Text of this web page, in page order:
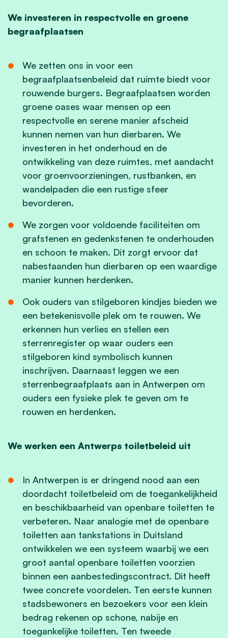
We investeren in respectvolle en groene
begraafplaatsen
We zetten ons in voor een
begraafplaatsenbeleid dat ruimte biedt voor
rouwende burgers. Begraafplaatsen worden
groene oases waar mensen op een
respectvolle en serene manier afscheid
kunnen nemen van hun dierbaren. We
investeren in het onderhoud en de
ontwikkeling van deze ruimtes, met aandacht
voor groenvoorzieningen, rustbanken, en
wandelpaden die een rustige sfeer
bevorderen.
We zorgen voor voldoende faciliteiten om
grafstenen en gedenkstenen te onderhouden
en schoon te maken. Dit zorgt ervoor dat
nabestaanden hun dierbaren op een waardige
manier kunnen herdenken.
Ook ouders van stilgeboren kindjes bieden we
een betekenisvolle plek om te rouwen. We
erkennen hun verlies en stellen een
sterrenregister op waar ouders een
stilgeboren kind symbolisch kunnen
inschrijven. Daarnaast leggen we een
sterrenbegraafplaats aan in Antwerpen om
ouders een fysieke plek te geven om te
rouwen en herdenken.
We werken een Antwerps toiletbeleid uit
In Antwerpen is er dringend nood aan een
doordacht toiletbeleid om de toegankelijkheid
en beschikbaarheid van openbare toiletten te
verbeteren. Naar analogie met de openbare
toiletten aan tankstations in Duitsland
ontwikkelen we een systeem waarbij we een
groot aantal openbare toiletten voorzien
binnen een aanbestedingscontract. Dit heeft
twee concrete voordelen. Ten eerste kunnen
stadsbewoners en bezoekers voor een klein
bedrag rekenen op schone, nabije en
toegankelijke toiletten. Ten tweede